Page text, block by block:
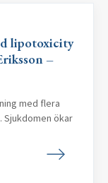
lipotoxicity
–
med flera
Sjukdomen ökar